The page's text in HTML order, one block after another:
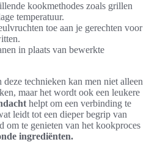
kookmethodes zoals grillen
temperatuur.
toe aan je gerechten voor
in plaats van bewerkte
technieken kan men niet alleen
maar het wordt ook een leukere
helpt om een verbinding te
leidt tot een dieper begrip van
om te genieten van het kookproces
ingrediënten.